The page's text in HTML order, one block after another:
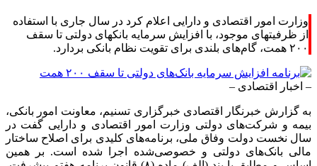
وزارت امور اقتصادی و دارایی اعلام کرد در سال جاری با استفاده
از ظرفیت‏های موجود، با افزایش سرمایه بانک‏های دولتی تا سقف
۲۰۰ همت، گام‌های بلندی برای تقویت نظام بانکی بردارد.
– اخبار اقتصادی –
به گزارش خبرنگار اقتصادی خبرگزاری تسنیم، معاونت امور بانکی،
بیمه و شرکت‌های دولتی وزارت امور اقتصادی و دارایی گفت در
سال نخست دولت وفاق ملی، برنامه‌های کلیدی برای اصلاح ساختار
مالی بانک‌های دولتی و خصوصی‌شده اجرا شده است. بر همین